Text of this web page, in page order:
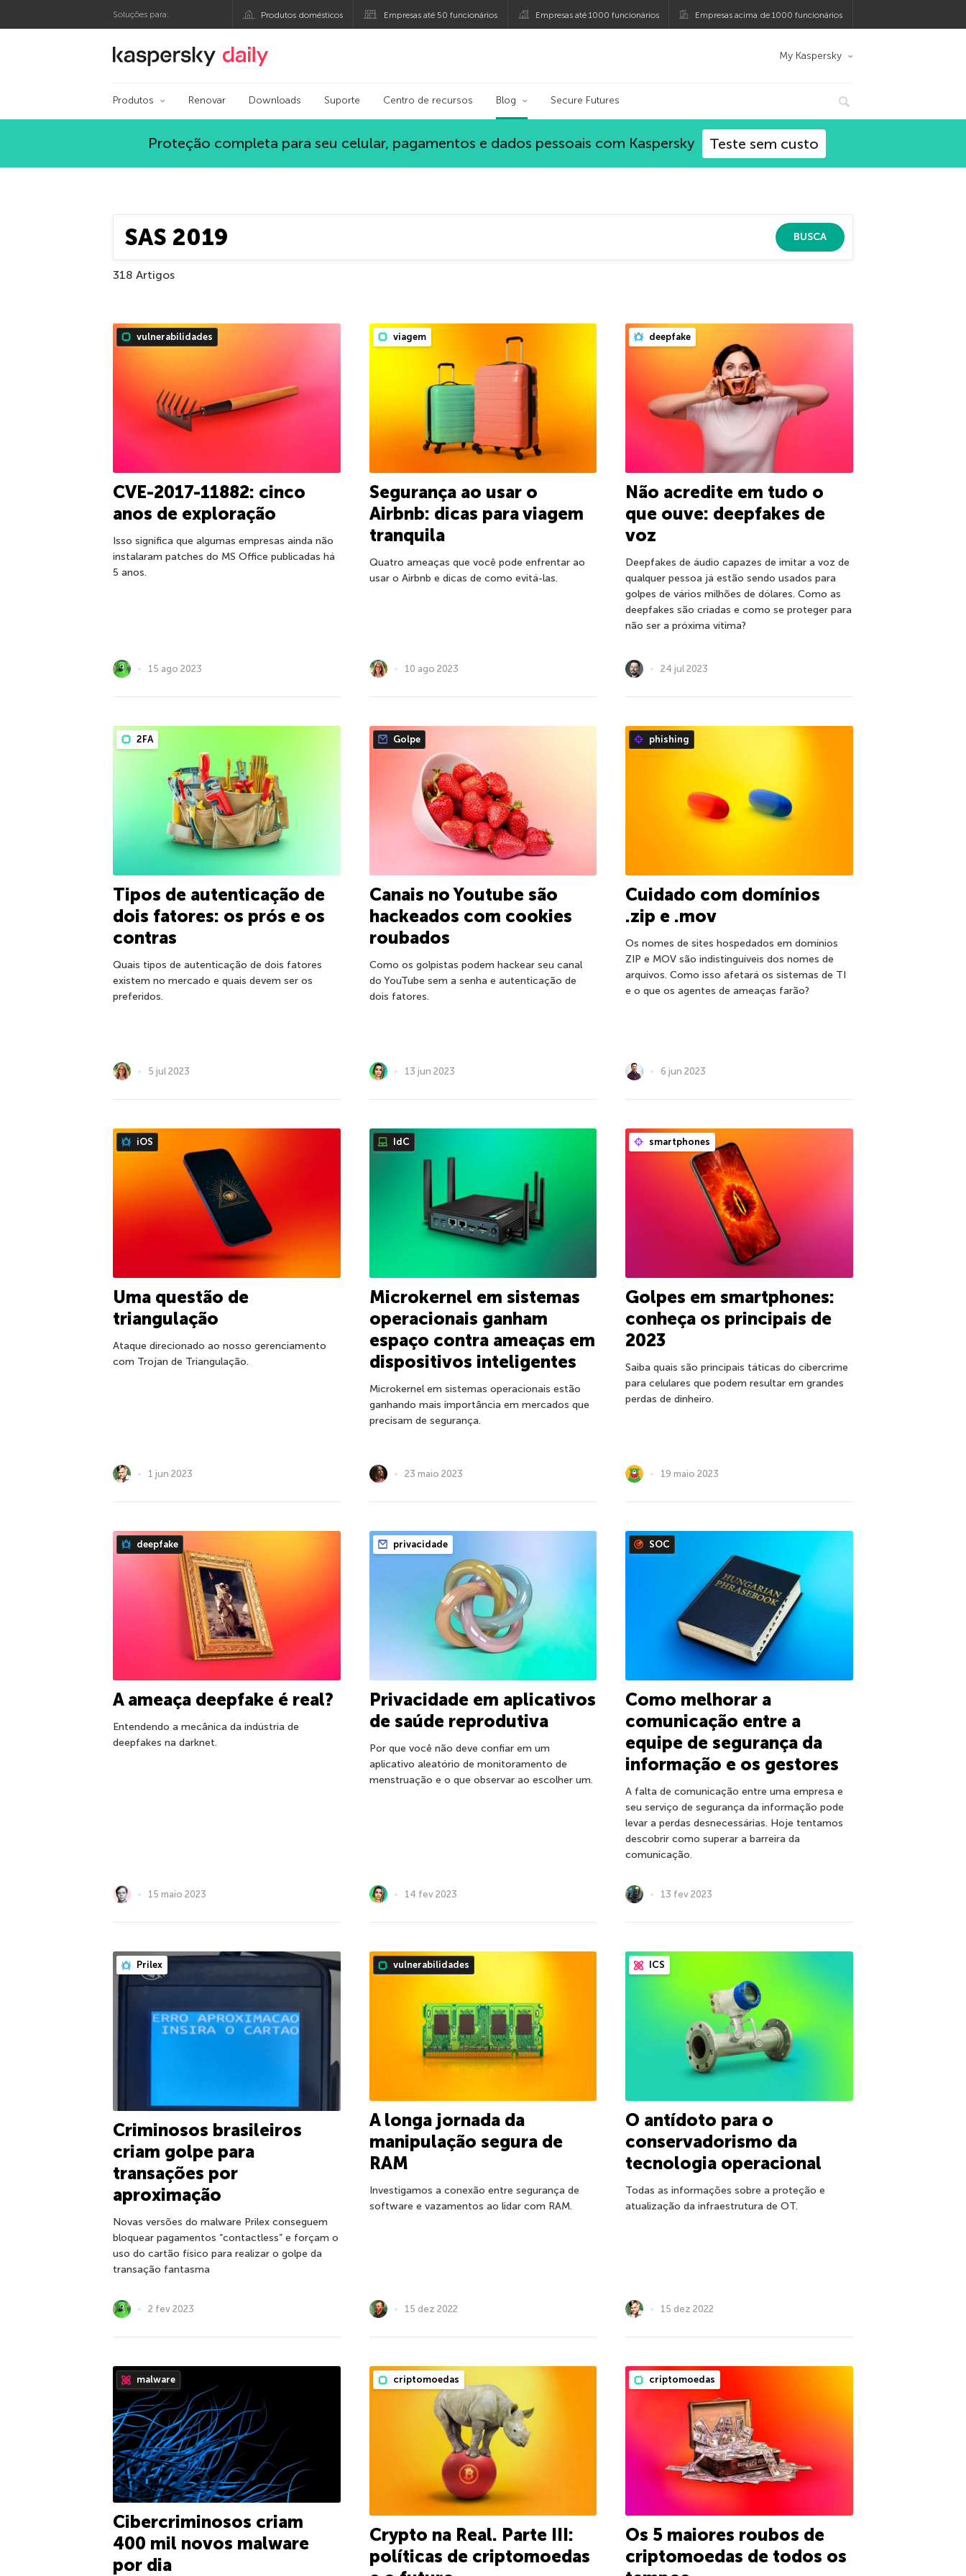
Soluções para: Produtos domésticos Empresas até 50 funcionários Empresas até 1000 funcionários Empresas acima de 1000 funcionários
Blog oficial da Kaspersky My Kaspersky
Produtos Renovar Downloads Suporte Centro de recursos Blog Secure Futures
Proteção completa para seu celular, pagamentos e dados pessoais com Kaspersky Teste sem custo
BUSCA
318 Artigos
vulnerabilidades
CVE-2017-11882: cinco
anos de exploração
Isso significa que algumas empresas ainda não
instalaram patches do MS Office publicadas há
5 anos.
15 ago 2023
viagem
Segurança ao usar o
Airbnb: dicas para viagem
tranquila
Quatro ameaças que você pode enfrentar ao
usar o Airbnb e dicas de como evitá-las.
10 ago 2023
deepfake
Não acredite em tudo o
que ouve: deepfakes de
voz
Deepfakes de áudio capazes de imitar a voz de
qualquer pessoa já estão sendo usados para
golpes de vários milhões de dólares. Como as
deepfakes são criadas e como se proteger para
não ser a próxima vítima?
24 jul 2023
2FA
Tipos de autenticação de
dois fatores: os prós e os
contras
Quais tipos de autenticação de dois fatores
existem no mercado e quais devem ser os
preferidos.
5 jul 2023
Golpe
Canais no Youtube são
hackeados com cookies
roubados
Como os golpistas podem hackear seu canal
do YouTube sem a senha e autenticação de
dois fatores.
13 jun 2023
phishing
Cuidado com domínios
.zip e .mov
Os nomes de sites hospedados em domínios
ZIP e MOV são indistinguíveis dos nomes de
arquivos. Como isso afetará os sistemas de TI
e o que os agentes de ameaças farão?
6 jun 2023
iOS
Uma questão de
triangulação
Ataque direcionado ao nosso gerenciamento
com Trojan de Triangulação.
1 jun 2023
IdC
Microkernel em sistemas
operacionais ganham
espaço contra ameaças em
dispositivos inteligentes
Microkernel em sistemas operacionais estão
ganhando mais importância em mercados que
precisam de segurança.
23 maio 2023
smartphones
Golpes em smartphones:
conheça os principais de
2023
Saiba quais são principais táticas do cibercrime
para celulares que podem resultar em grandes
perdas de dinheiro.
19 maio 2023
deepfake
A ameaça deepfake é real?
Entendendo a mecânica da indústria de
deepfakes na darknet.
15 maio 2023
privacidade
Privacidade em aplicativos
de saúde reprodutiva
Por que você não deve confiar em um
aplicativo aleatório de monitoramento de
menstruação e o que observar ao escolher um.
14 fev 2023
SOC
Como melhorar a
comunicação entre a
equipe de segurança da
informação e os gestores
A falta de comunicação entre uma empresa e
seu serviço de segurança da informação pode
levar a perdas desnecessárias. Hoje tentamos
descobrir como superar a barreira da
comunicação.
13 fev 2023
Prilex
Criminosos brasileiros
criam golpe para
transações por
aproximação
Novas versões do malware Prilex conseguem
bloquear pagamentos “contactless” e forçam o
uso do cartão físico para realizar o golpe da
transação fantasma
2 fev 2023
vulnerabilidades
A longa jornada da
manipulação segura de
RAM
Investigamos a conexão entre segurança de
software e vazamentos ao lidar com RAM.
15 dez 2022
ICS
O antídoto para o
conservadorismo da
tecnologia operacional
Todas as informações sobre a proteção e
atualização da infraestrutura de OT.
15 dez 2022
malware
Cibercriminosos criam
400 mil novos malware
por dia
criptomoedas
Crypto na Real. Parte III:
políticas de criptomoedas
criptomoedas
Os 5 maiores roubos de
criptomoedas de todos os